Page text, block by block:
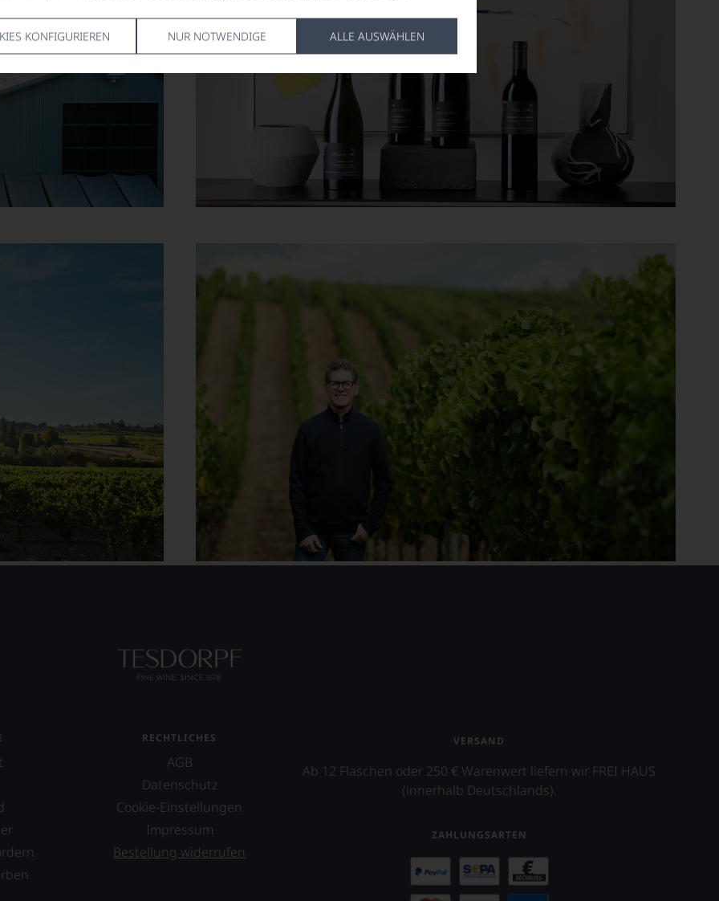
KONFIGURIEREN NUR NOTWENDIGE ALLE AUSWÄHLEN
RECHTLICHES
AGB
Datenschutz
Cookie-Einstellungen
Impressum
Bestellung widerrufen
VERSAND
Ab 12 Flaschen oder 250 € Warenwert liefern wir FREI HAUS
(innerhalb Deutschlands).
ZAHLUNGSARTEN